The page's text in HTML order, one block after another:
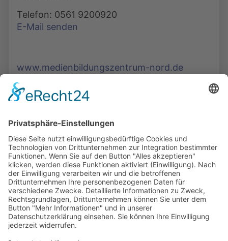
Telefon: 0561 9200920
E-Mail senden
www.medienbildungszentrum-nord.de
Podcasts, Themen und Informationen.
Entdecken Sie unser Forum für Medien, Bildung
und Demokratie - jederzeit und überall
verfügbar.
Mehr erfahren